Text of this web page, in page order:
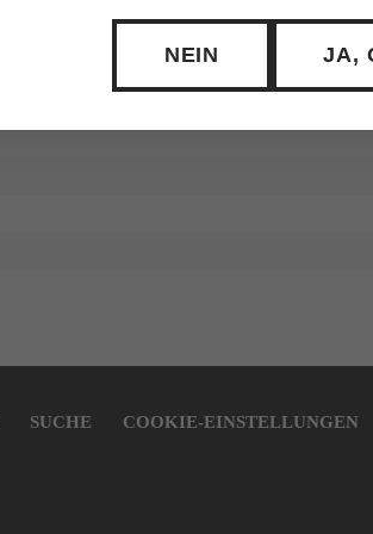
SUCHE COOKIE-EINSTELLUNGEN
NEIN JA,